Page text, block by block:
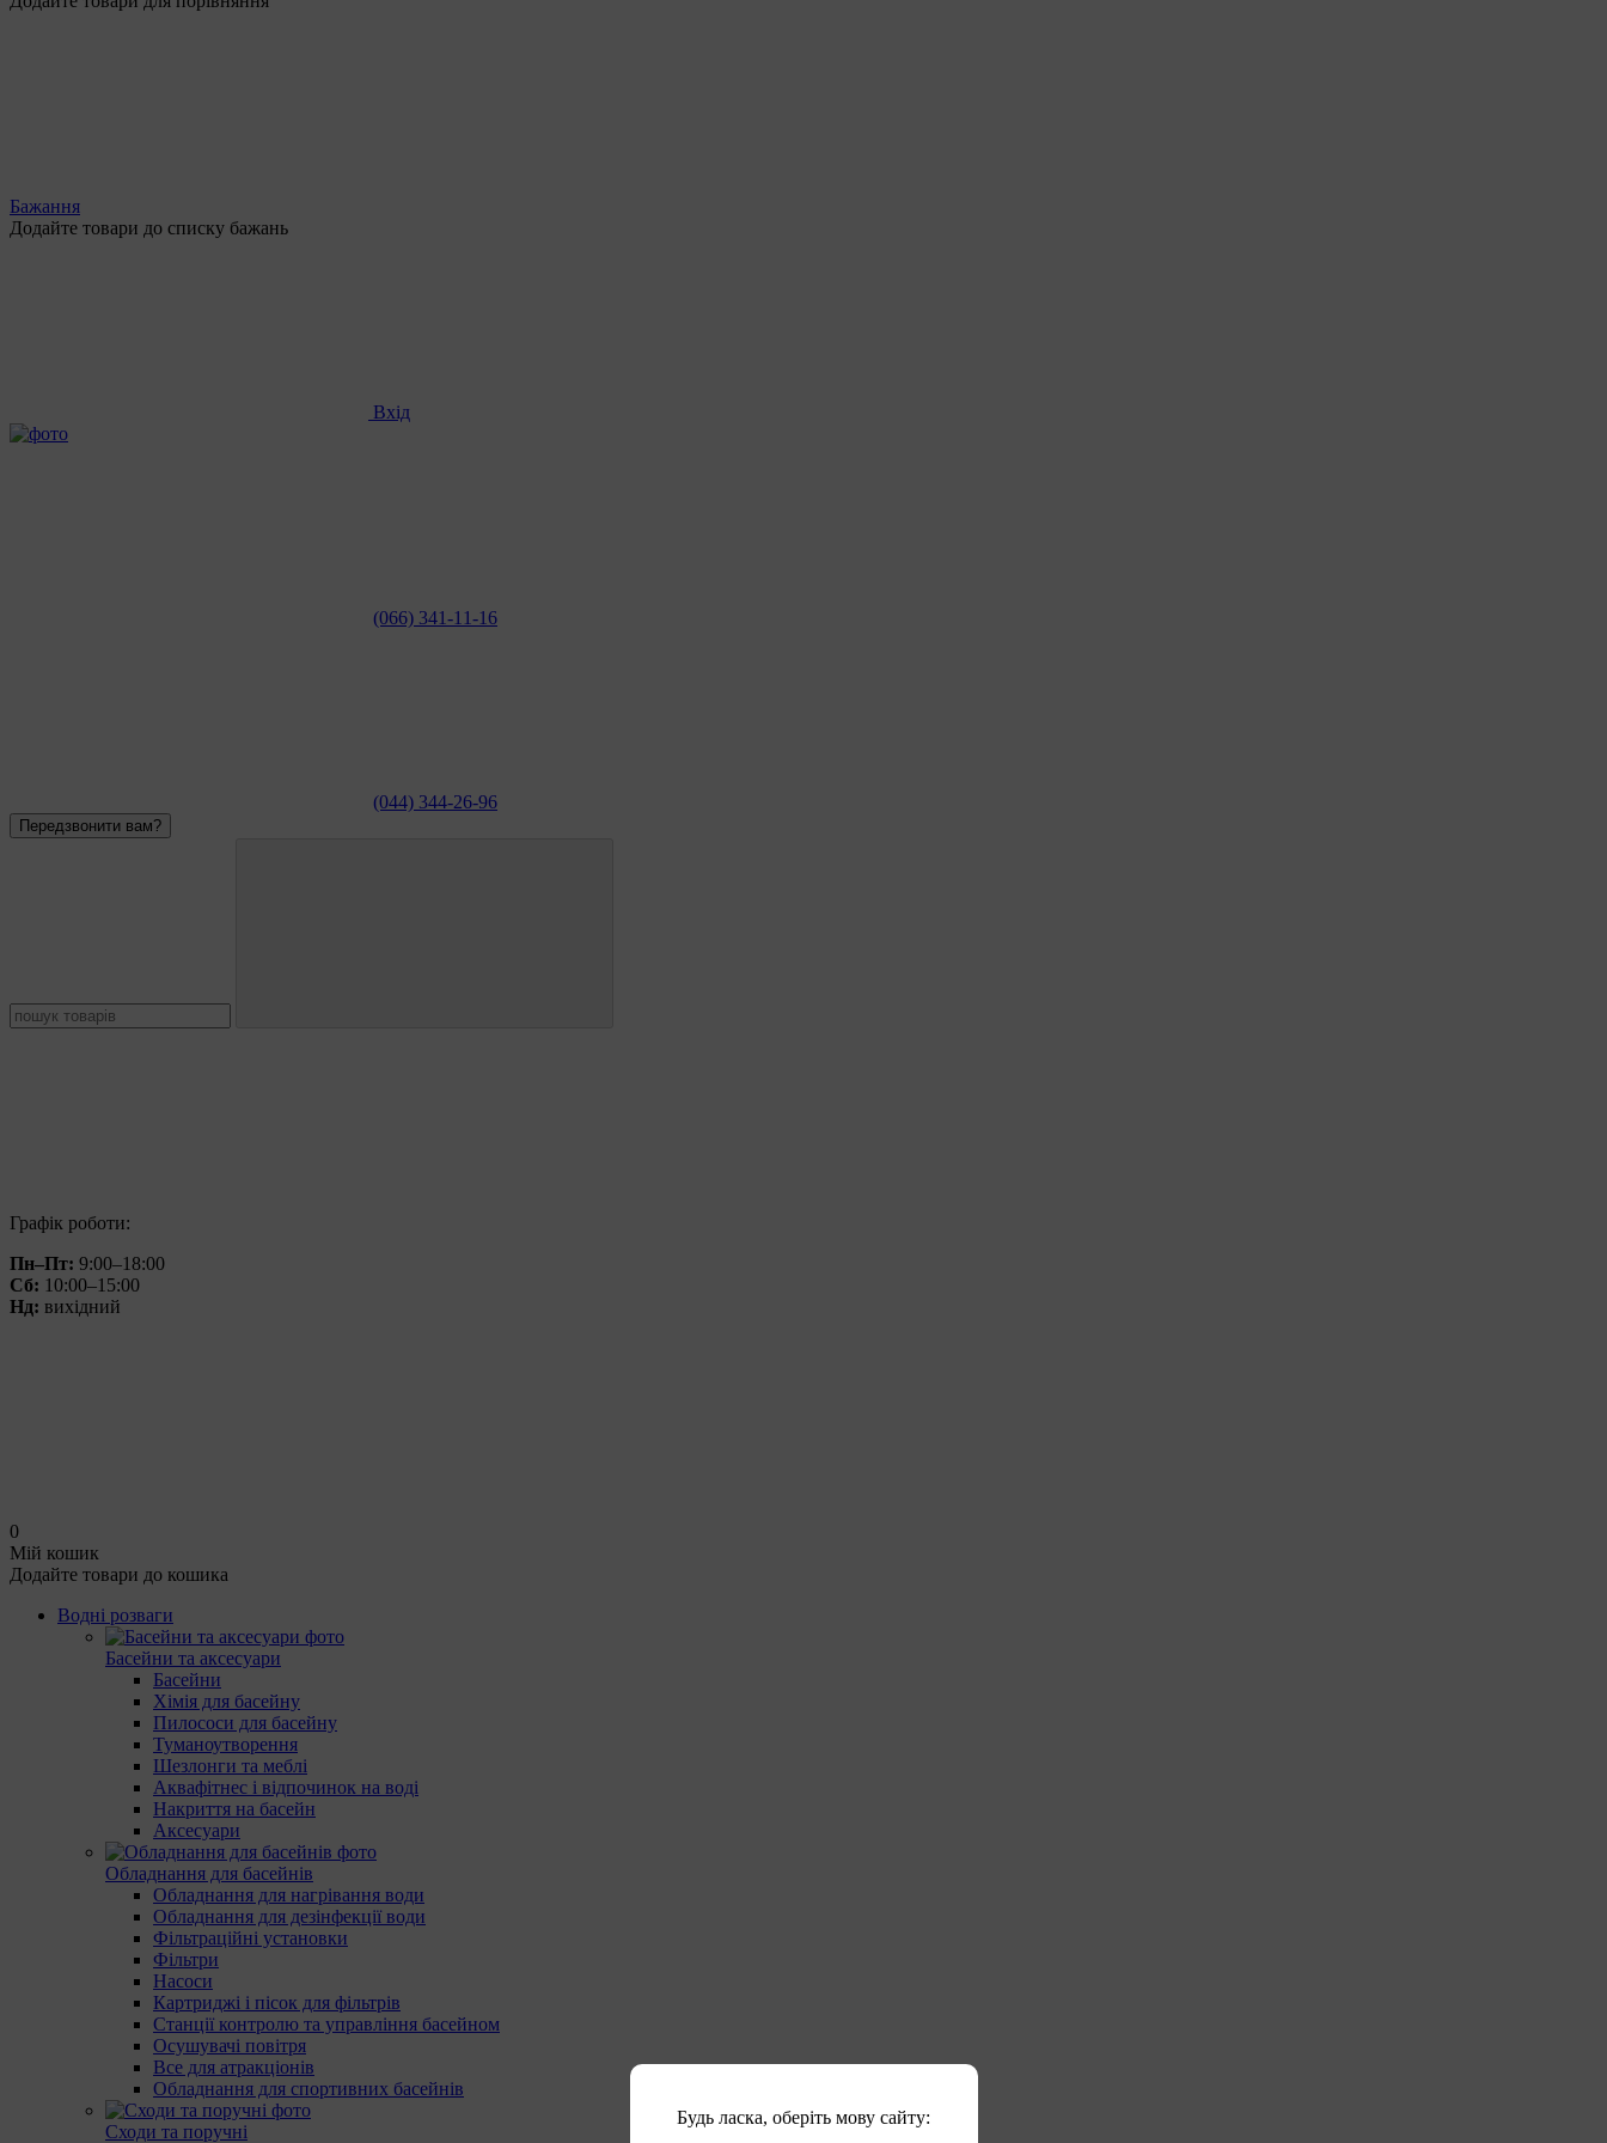
Бажання
Додайте товари до списку бажань
Вхід
(066) 341-11-16
(044) 344-26-96
Передзвонити вам?
Графік роботи:
Пн–Пт: 9:00–18:00
Сб: 10:00–15:00
Нд: вихідний
0
Мій кошик
Додайте товари до кошика
Водні розваги
Басейни та аксесуари
Басейни
Хімія для басейну
Пилососи для басейну
Туманоутворення
Шезлонги та меблі
Аквафітнес і відпочинок на воді
Накриття на басейн
Аксесуари
Обладнання для басейнів
Обладнання для нагрівання води
Обладнання для дезінфекції води
Фільтраційні установки
Фільтри
Насоси
Картриджі і пісок для фільтрів
Станції контролю та управління басейном
Осушувачі повітря
Все для атракціонів
Обладнання для спортивних басейнів
Сходи та поручні
Будь ласка, оберіть мову сайту: